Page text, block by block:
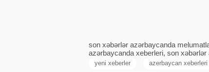
son xəbərlər azərbaycanda
azərbaycanda xeberleri, son xəbərlər
yeni xeberler azerbaycan xeberleri